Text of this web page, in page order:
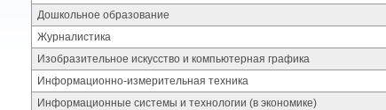
Дошкольное образование
Журналистика
Изобразительное искусство и компьютерная графика
Информационно-измерительная техника
Информационные системы и технологии (в экономике)